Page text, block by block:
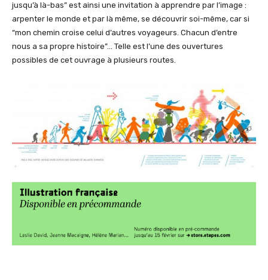
jusqu’à là-bas” est ainsi une invitation à apprendre par l’image :
arpenter le monde et par là même, se découvrir soi-même, car si
“mon chemin croise celui d’autres voyageurs. Chacun d’entre
nous a sa propre histoire”… Telle est l’une des ouvertures
possibles de cet ouvrage à plusieurs routes.